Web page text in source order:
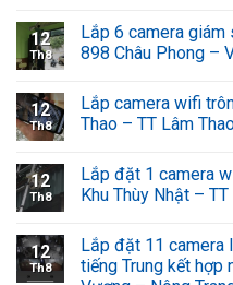
12
Th8
Lắp 6 camera
898 Châu Phong –
12
Th8
Lắp camera wifi
Thao – TT Lâm
12
Th8
Lắp đặt 1 camera
Khu Thùy Nhật –
12
Th8
Lắp đặt 11 camera
tiếng Trung kết hợp